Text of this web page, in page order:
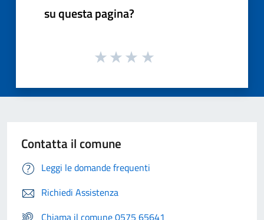
su questa pagina?
Contatta il comune
Leggi le domande frequenti
Richiedi Assistenza
Chiama il comune 0575 65641